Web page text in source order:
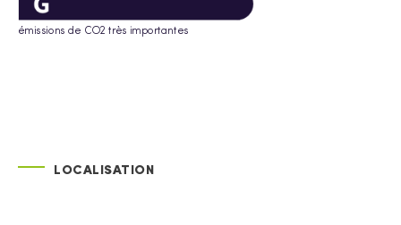
émissions de CO2 très importantes
LOCALISATION